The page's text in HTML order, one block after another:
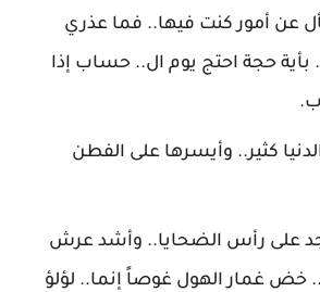
عن أمور كنت فيها.. فما عذري
بأية حجة احتج يوم ال.. حساب إذا
كثير.. وأيسرها على الفطن
على رأس الضحايا.. وأشد عرش
خض غمار الهول غوصاً إنما.. لؤلؤ